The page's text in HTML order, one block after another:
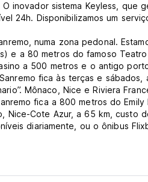
inovador sistema Keyless, que
24h. Disponibilizamos um
numa zona pedonal.
e a 80 metros do famoso
a 500 metros e o antigo
fica às terças e
Mônaco, Nice e Riviera
fica a 800 metros do
Nice-Cote Azur, a 65 km, custo
diariamente, ou o ônibus
e roupa de cama premium.